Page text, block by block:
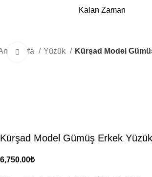
Kalan Zaman
Sayfa Yüzük Kürşad Model
Büyütmek için tıklayın
Kürşad Model Gümüş Erkek Yüzük
₺